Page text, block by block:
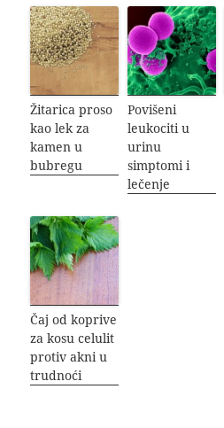
Žitarica proso
kao lek za
kamen u
bubregu
Povišeni
leukociti u
urinu
simptomi i
lečenje
Čaj od koprive
za kosu celulit
protiv akni u
trudnoći